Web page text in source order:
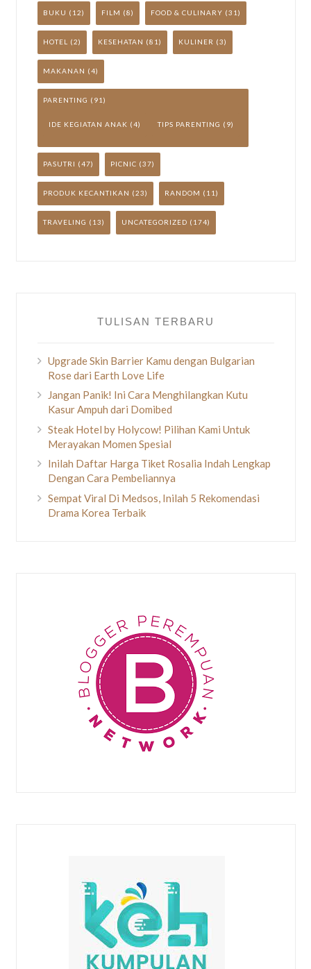
BUKU (12) FILM (8) FOOD & CULINARY (31)
HOTEL (2) KESEHATAN (81) KULINER (3)
MAKANAN (4)
PARENTING (91)
IDE KEGIATAN ANAK (4) TIPS PARENTING (9)
PASUTRI (47) PICNIC (37)
PRODUK KECANTIKAN (23) RANDOM (11)
TRAVELING (13) UNCATEGORIZED (174)
TULISAN TERBARU
Upgrade Skin Barrier Kamu dengan Bulgarian
Rose dari Earth Love Life
Jangan Panik! Ini Cara Menghilangkan Kutu
Kasur Ampuh dari Domibed
Steak Hotel by Holycow! Pilihan Kami Untuk
Merayakan Momen Spesial
Inilah Daftar Harga Tiket Rosalia Indah Lengkap
Dengan Cara Pembeliannya
Sempat Viral Di Medsos, Inilah 5 Rekomendasi
Drama Korea Terbaik